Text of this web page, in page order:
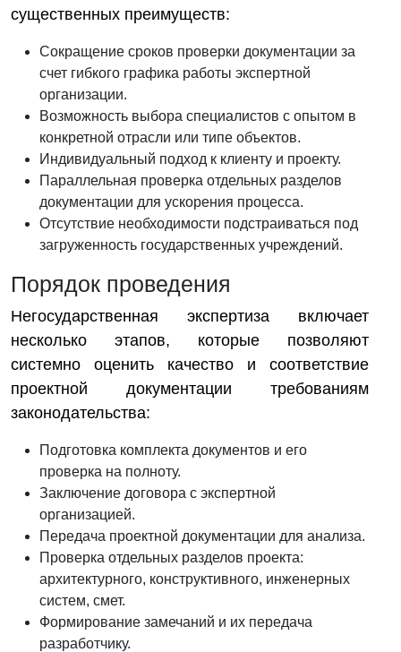
существенных преимуществ:
Сокращение сроков проверки документации за
счет гибкого графика работы экспертной
организации.
Возможность выбора специалистов с опытом в
конкретной отрасли или типе объектов.
Индивидуальный подход к клиенту и проекту.
Параллельная проверка отдельных разделов
документации для ускорения процесса.
Отсутствие необходимости подстраиваться под
загруженность государственных учреждений.
Порядок проведения
Негосударственная экспертиза включает
несколько этапов, которые позволяют
системно оценить качество и соответствие
проектной документации требованиям
законодательства:
Подготовка комплекта документов и его
проверка на полноту.
Заключение договора с экспертной
организацией.
Передача проектной документации для анализа.
Проверка отдельных разделов проекта:
архитектурного, конструктивного, инженерных
систем, смет.
Формирование замечаний и их передача
разработчику.